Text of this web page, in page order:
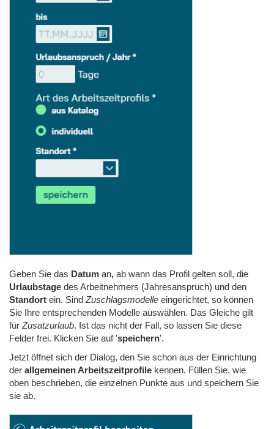
Geben Sie das Datum an, ab wann das Profil gelten soll, die
Urlaubstage des Arbeitnehmers (Jahresanspruch) und den
Standort ein. Sind Zuschlagsmodelle eingerichtet, so können
Sie Ihre entsprechenden Modelle auswählen. Das Gleiche gilt
für Zusatzurlaub. Ist das nicht der Fall, so lassen Sie diese
Felder frei. Klicken Sie auf 'speichern'.
Jetzt öffnet sich der Dialog, den Sie schon aus der Einrichtung
der allgemeinen Arbeitszeitprofile kennen. Füllen Sie, wie
oben beschrieben, die einzelnen Punkte aus und speichern Sie
sie ab.